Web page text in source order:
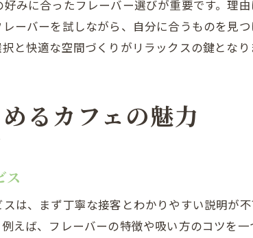
シーシャカフェの居心地を左右する要素とは
口コミで評価されるシーシャカフェの店内環
シーシャカフェの個室で過ごす贅沢な時間
シーシャの香りとリラックス空間の関係
居心地重視でシーシャカフェを比較検討する
シーシャカフェの違法性に関する正しい知識
安心して利用できるシーシャカフェの見分
シーシャカフェの営業許可に注目すべき理由
みに合ったフレーバー選びが重要です。理
ーバーを試しながら、自分に合うものを見
と快適な空間づくりがリラックスの鍵となり
るカフェの魅力
ス
は、まず丁寧な接客とわかりやすい説明が
えば、フレーバーの特徴や吸い方のコツを